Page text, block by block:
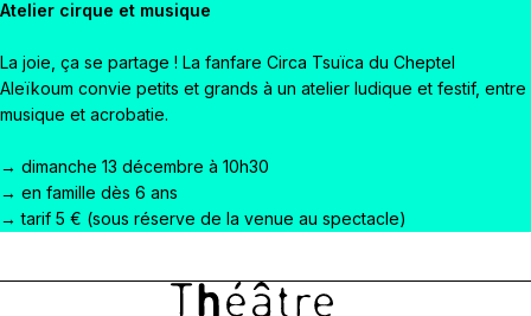
Atelier cirque et musique
La joie, ça se partage ! La fanfare Circa Tsuïca du Cheptel
Aleïkoum convie petits et grands à un atelier ludique et festif, entre
musique et acrobatie.
→ dimanche 13 décembre à 10h30
→ en famille dès 6 ans
→ tarif 5 € (sous réserve de la venue au spectacle)